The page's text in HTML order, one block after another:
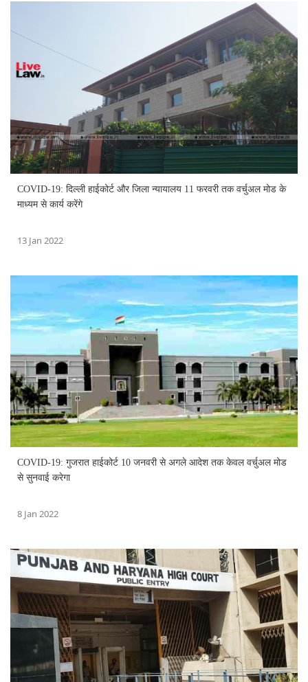
COVID-19: दिल्ली हाईकोर्ट और जिला न्यायालय 11 फरवरी तक वर्चुअल मोड के
माध्यम से कार्य करेंगे
13 Jan 2022
COVID-19: गुजरात हाईकोर्ट 10 जनवरी से अगले आदेश तक केवल वर्चुअल मोड
से सुनवाई करेगा
8 Jan 2022